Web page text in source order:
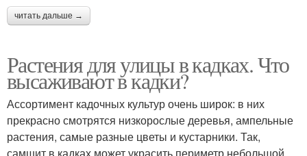
читать дальше →
Растения для улицы в кадках. Что
высаживают в кадки?
Ассортимент кадочных культур очень широк: в них
прекрасно смотрятся низкорослые деревья, ампельные
растения, самые разные цветы и кустарники. Так,